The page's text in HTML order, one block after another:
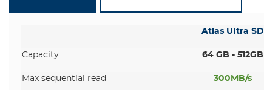
Atlas Ultra SD
Capacity 64 GB - 512GB
Max sequential read 300MB/s